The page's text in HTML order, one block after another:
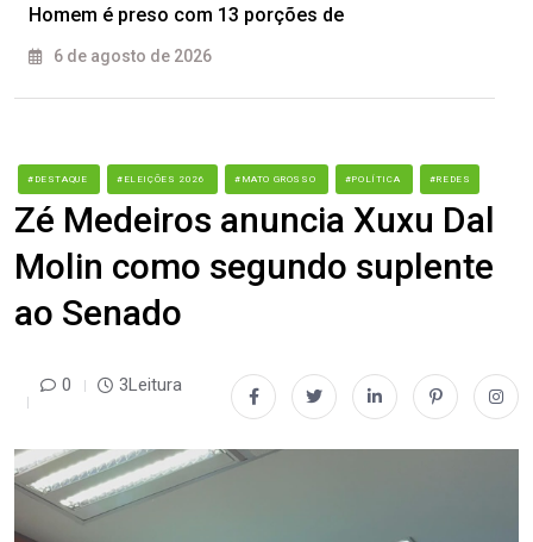
Homem é preso com 13 porções de
6 de agosto de 2026
#DESTAQUE #ELEIÇÕES 2026 #MATO GROSSO #POLÍTICA #REDES
Zé Medeiros anuncia Xuxu Dal
Molin como segundo suplente
ao Senado
0 3Leitura